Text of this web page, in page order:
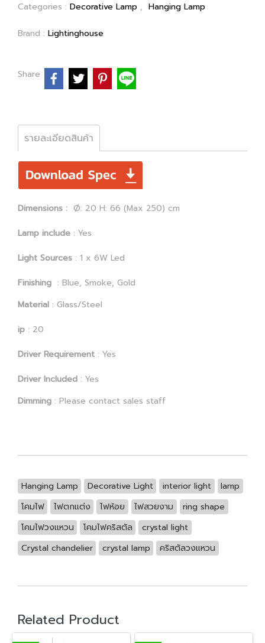
Categories : Decorative Lamp , Hanging Lamp
Brand : Lightinghouse
Share
รายละเอียดสินค้า
Dimensions : Ø: 20 H: 66 (Max 250) cm
Lamp include : Yes
Light Sources : 1 x 6W Led
Finishing : Blue, Smoke, Gold
Material : Glass/Steel
ip : 20
Driver Requirement : Yes
Driver Included : Yes
Dimming : Please contact sales staff
Hanging Lamp Decorative Light interior light
lamp
โคมไฟ
ไฟตกแต่ง ไฟห้อย ไฟสวยงาม
ring shape
โคมไฟวงแหวน
โคมไฟคริสตัล
crystal light
Crystal chandelier
crystal lamp คริสตัลวงแหวน
Related Product